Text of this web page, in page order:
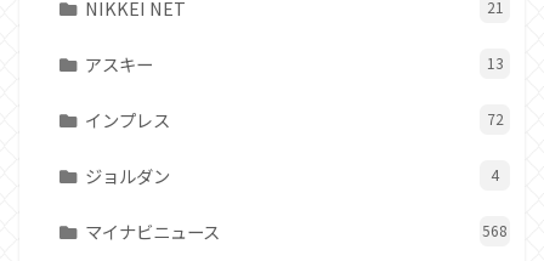
NIKKEI NET 21
アスキー 13
インプレス 72
ジョルダン 4
マイナビニュース 568